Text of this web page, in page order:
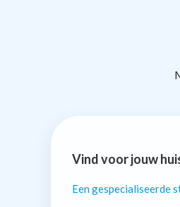
Vind voor jouw
Een gespecialiseerde